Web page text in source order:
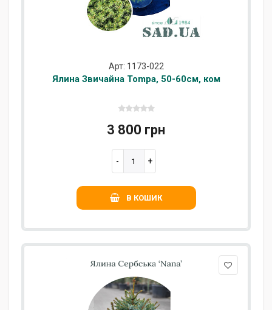
Арт: 1173-022
Ялина Звичайна Tompa, 50-60см, ком
3 800 грн
В КОШИК